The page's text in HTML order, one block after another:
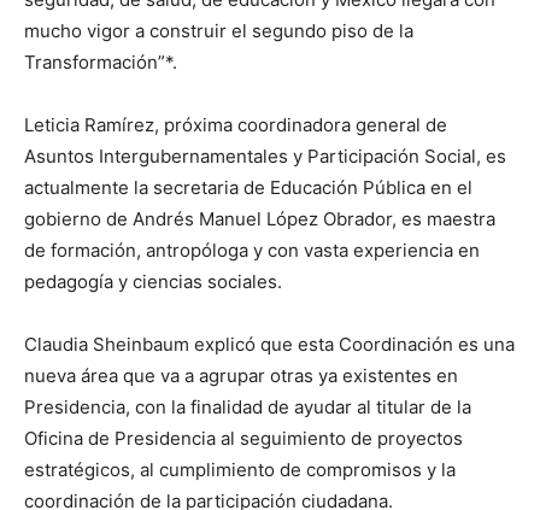
mucho vigor a construir el segundo piso de la
Transformación”*.
Leticia Ramírez, próxima coordinadora general de
Asuntos Intergubernamentales y Participación Social, es
actualmente la secretaria de Educación Pública en el
gobierno de Andrés Manuel López Obrador, es maestra
de formación, antropóloga y con vasta experiencia en
pedagogía y ciencias sociales.
Claudia Sheinbaum explicó que esta Coordinación es una
nueva área que va a agrupar otras ya existentes en
Presidencia, con la finalidad de ayudar al titular de la
Oficina de Presidencia al seguimiento de proyectos
estratégicos, al cumplimiento de compromisos y la
coordinación de la participación ciudadana.